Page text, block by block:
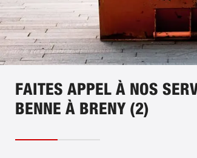
FAITES APPEL À NOS
BENNE À BRENY (2)